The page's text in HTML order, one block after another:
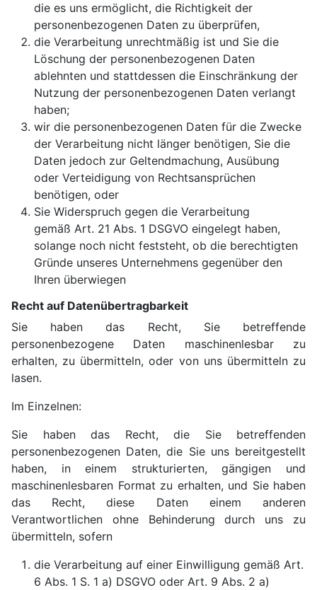
die es uns ermöglicht, die Richtigkeit der
personenbezogenen Daten zu überprüfen,
die Verarbeitung unrechtmäßig ist und Sie die
Löschung der personenbezogenen Daten
ablehnten und stattdessen die Einschränkung der
Nutzung der personenbezogenen Daten verlangt
haben;
wir die personenbezogenen Daten für die Zwecke
der Verarbeitung nicht länger benötigen, Sie die
Daten jedoch zur Geltendmachung, Ausübung
oder Verteidigung von Rechtsansprüchen
benötigen, oder
Sie Widerspruch gegen die Verarbeitung
gemäß Art. 21 Abs. 1 DSGVO eingelegt haben,
solange noch nicht feststeht, ob die berechtigten
Gründe unseres Unternehmens gegenüber den
Ihren überwiegen
Recht auf Datenübertragbarkeit
Sie haben das Recht, Sie betreffende
personenbezogene Daten maschinenlesbar zu
erhalten, zu übermitteln, oder von uns übermitteln zu
lasen.
Im Einzelnen:
Sie haben das Recht, die Sie betreffenden
personenbezogenen Daten, die Sie uns bereitgestellt
haben, in einem strukturierten, gängigen und
maschinenlesbaren Format zu erhalten, und Sie haben
das Recht, diese Daten einem anderen
Verantwortlichen ohne Behinderung durch uns zu
übermitteln, sofern
die Verarbeitung auf einer Einwilligung gemäß Art.
6 Abs. 1 S. 1 a) DSGVO oder Art. 9 Abs. 2 a)